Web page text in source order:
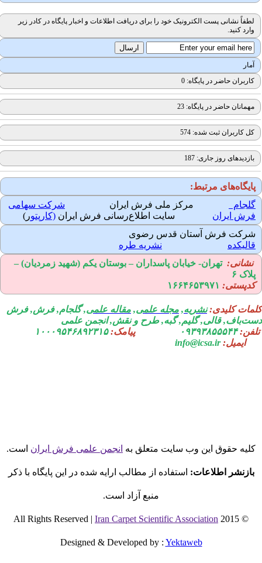
لطفاً نشانی پست الکترونیک خود را برای دریافت اطلاعات و اخبار پایگاه در کادر زیر
وارد کنید.
آمار
کاربران حاضر در پایگاه: 0
مهمانان حاضر در پایگاه: 23
کل کاربران ثبت شده: 574
بازدیدهای روز جاری: 187
پایگاه‌های مرتبط:
گلجام
مرکز ملی فرش ایران
شرکت سهامی
فرش ایران سایت اطلاع‌رسانی فرش ایران(کارپتور)
شرکت فرش آستان قدس رضوی
قالیکده
نشریه طره
نشانی: تهران-خیابان پاسداران – بوستان یکم (شهید زمردیان) –
پلاک ۶
کدپستی:۱۶۶۴۶۵۳۹۷۱
کلیدی: نشریه,مجله علمی,مقاله علمی, گلجام, فرش, فرش
قالی, گلیم, گبه, طرح و نقش, انجمن علمی
۰۹۳۹۳۸۵۵۵۴۴ پیامک:
۱۰۰۰۹۵۴۶۸۹۲۳۱۵
ایمیل:info@icsa.ir
کلیه حقوق این وب سایت متعلق به انجمن علمی فرش ایران است.
بازنشر اطلاعات:استفاده از مطالب ارایه شده در این پایگاه با ذکر
منبع آزاد است.
© 2015 All Rights Reserved |
Iran Carpet Scientific Association
Designed & Developed by:Yektaweb